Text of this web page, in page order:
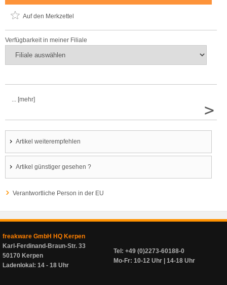
Auf den Merkzettel
Verfügbarkeit in meiner Filiale
... [mehr]
>
Artikel weiterempfehlen
Artikel günstiger gesehen ?
Verantwortliche Person in der EU
freakware GmbH HQ Kerpen
Karl-Ferdinand-Braun-Str. 33
50170 Kerpen
Ladenlokal: 14 - 18 Uhr
Tel: +49 (0)2273-60188-0
Mo-Fr: 10-12 Uhr | 14-18 Uhr